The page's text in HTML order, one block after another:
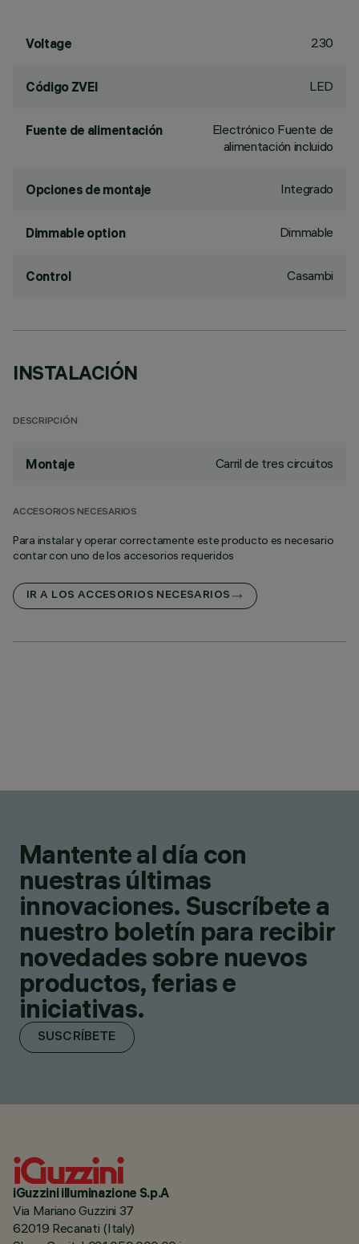
Voltage 230
Código ZVEI LED
Fuente de alimentación
Electrónico Fuente de
alimentación incluido
Opciones de montaje Integrado
Dimmable option Dimmable
Control Casambi
INSTALACIÓN
DESCRIPCIÓN
Montaje Carril de tres circuitos
ACCESORIOS NECESARIOS
Para instalar y operar correctamente este producto es necesario
contar con uno de los accesorios requeridos
IR A LOS ACCESORIOS NECESARIOS
Mantente al día con
nuestras últimas
innovaciones. Suscríbete a
nuestro boletín para recibir
novedades sobre nuevos
productos, ferias e
iniciativas.
SUSCRÍBETE
iGuzzini illuminazione S.p.A
Via Mariano Guzzini 37
62019 Recanati (Italy)